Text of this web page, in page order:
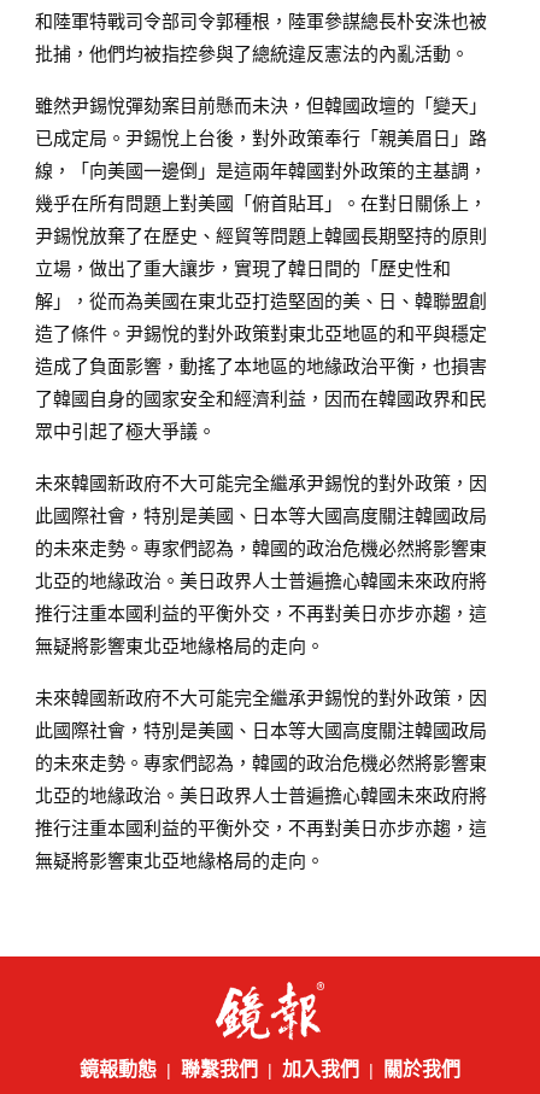
和陸軍特戰司令部司令郭種根，陸軍參謀總長朴安洙也被
批捕，他們均被指控參與了總統違反憲法的內亂活動。
雖然尹錫悅彈劾案目前懸而未決，但韓國政壇的「變天」
已成定局。尹錫悅上台後，對外政策奉行「親美眉日」路
線，「向美國一邊倒」是這兩年韓國對外政策的主基調，
幾乎在所有問題上對美國「俯首貼耳」。在對日關係上，
尹錫悅放棄了在歷史、經貿等問題上韓國長期堅持的原則
立場，做出了重大讓步，實現了韓日間的「歷史性和
解」，從而為美國在東北亞打造堅固的美、日、韓聯盟創
造了條件。尹錫悅的對外政策對東北亞地區的和平與穩定
造成了負面影響，動搖了本地區的地緣政治平衡，也損害
了韓國自身的國家安全和經濟利益，因而在韓國政界和民
眾中引起了極大爭議。
未來韓國新政府不大可能完全繼承尹錫悅的對外政策，因
此國際社會，特別是美國、日本等大國高度關注韓國政局
的未來走勢。專家們認為，韓國的政治危機必然將影響東
北亞的地緣政治。美日政界人士普遍擔心韓國未來政府將
推行注重本國利益的平衡外交，不再對美日亦步亦趨，這
無疑將影響東北亞地緣格局的走向。
未來韓國新政府不大可能完全繼承尹錫悅的對外政策，因
此國際社會，特別是美國、日本等大國高度關注韓國政局
的未來走勢。專家們認為，韓國的政治危機必然將影響東
北亞的地緣政治。美日政界人士普遍擔心韓國未來政府將
推行注重本國利益的平衡外交，不再對美日亦步亦趨，這
無疑將影響東北亞地緣格局的走向。
鏡報動態 聯繫我們 加入我們 關於我們